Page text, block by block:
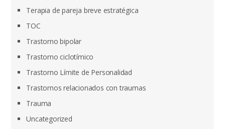
Terapia de pareja breve estratégica
TOC
Trastorno bipolar
Trastorno ciclotímico
Trastorno Límite de Personalidad
Trastornos relacionados con traumas
Trauma
Uncategorized